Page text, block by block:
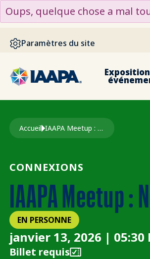
ALLER AU CONTENU
Oups, quelque chose a mal
Paramètres du site
Fil d'Ariane
Accueil IAAPA Meetup : Nouvelle Année
CONNEXIONS
IAAPA Meetup :
EN PERSONNE
janvier 13, 2026 | 05:30
Billet requis